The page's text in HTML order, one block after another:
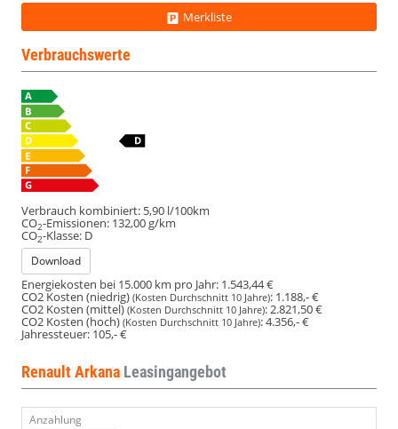
Merkliste
Verbrauchswerte
Verbrauch kombiniert: 5,90 l/100km
CO2-Emissionen: 132,00 g/km
CO2-Klasse: D
Download
Energiekosten bei 15.000 km pro Jahr: 1.543,44 €
CO2 Kosten (niedrig) (Kosten Durchschnitt 10 Jahre): 1.188,- €
CO2 Kosten (mittel)(Kosten Durchschnitt 10 Jahre):2.821,50 €
CO2 Kosten (hoch) (Kosten Durchschnitt 10 Jahre):4.356,- €
Jahressteuer: 105,- €
Renault Arkana Leasingangebot
Anzahlung